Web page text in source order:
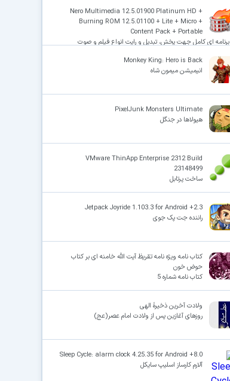
Nero Multimedia 12.5.01900 Platinum HD +
Burning ROM 12.5.01100 + Lite + Micro +
Content Pack + Portable
برنامه ای کامل جهت پخش، تبدیل و رایت انواع فیلم و صوت
Monkey King: Hero is Back
انیمیشن میمون شاه
PixelJunk Monsters Ultimate
هیولاها در جنگل
VMware ThinApp Enterprise 2312 Build
23148499
ساخت پرتابل
Jetpack Joyride 1.103.3 for Android +2.3
راننده جت پک جوی
کتاب نامه ویژه نامه تقریظ آیت الله خامنه ای بر کتاب
حوض خون
کتاب نامه شماره 5
ولادت آخرین ذخیرۀ الهی
روزهای آغازین پس از ولادت امام عصر(عج)
Sleep Cycle: alarm clock 4.25.35 for Android +8.0
آلارم‌ کارساز اسلیپ‌ سایکل